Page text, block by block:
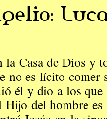
la Casa de Dios y
no es lícito comer
él y dio a los que
del hombre es